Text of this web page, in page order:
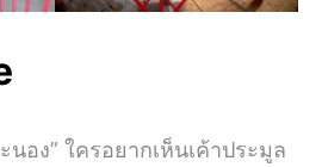
นอง” ใครอยากเห็นเค้าประมูล